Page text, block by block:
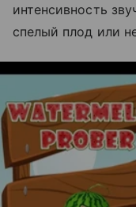
интенсивность
спелый плод или